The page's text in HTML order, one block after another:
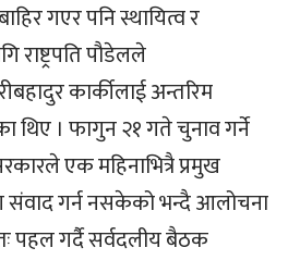
गएर पनि स्थायित्व र
राष्ट्रपति पौडेलले
कार्कीलाई अन्तरिम
थिए । फागुन २१ गते चुनाव गर्ने
एक महिनाभित्रै प्रमुख
गर्न नसकेको भन्दै आलोचना
पहल गर्दै सर्वदलीय बैठक